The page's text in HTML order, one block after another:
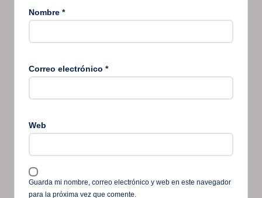
Nombre *
Correo electrónico *
Web
Guarda mi nombre, correo electrónico y web en este navegador
para la próxima vez que comente.